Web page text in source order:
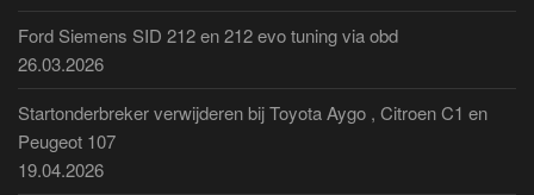
Ford Siemens SID 212 en 212 evo tuning via obd
26.03.2026
Startonderbreker verwijderen bij Toyota Aygo , Citroen C1 en
Peugeot 107
19.04.2026